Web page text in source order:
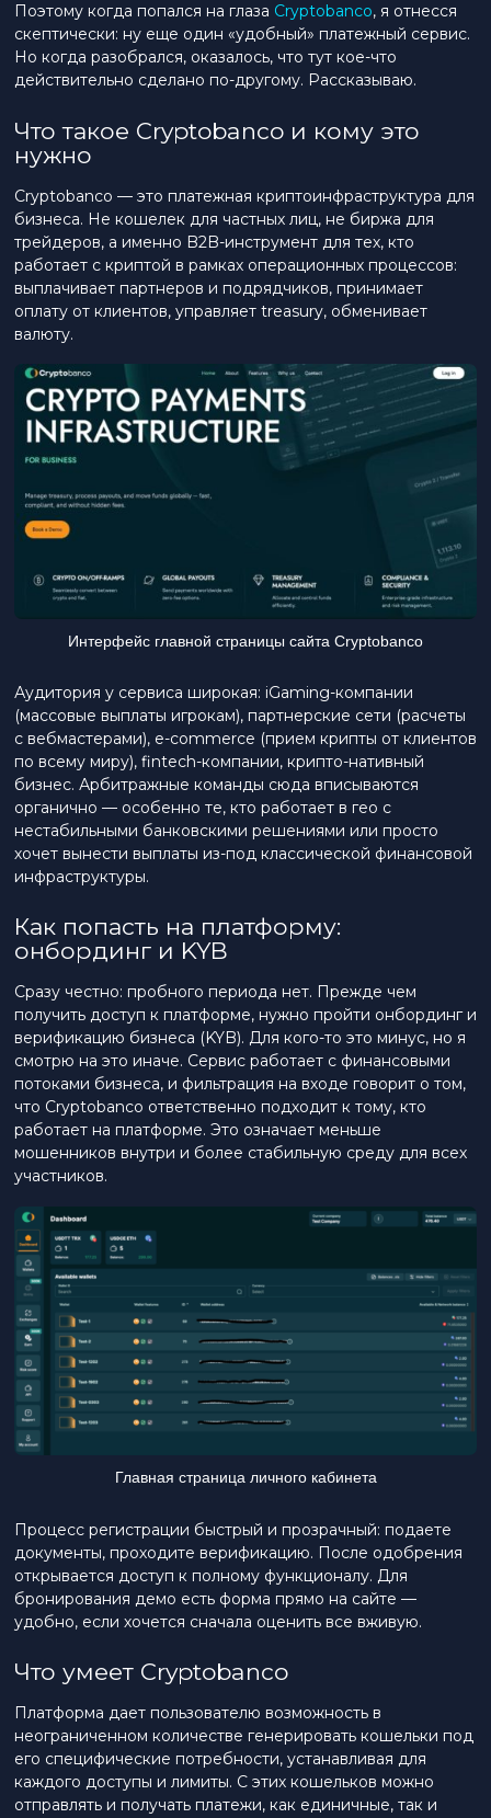
Поэтому когда попался на глаза Cryptobanco, я отнесся
скептически: ну еще один «удобный» платежный сервис.
Но когда разобрался, оказалось, что тут кое-что
действительно сделано по-другому. Рассказываю.
Что такое Cryptobanco и кому это
нужно
Cryptobanco — это платежная криптоинфраструктура для
бизнеса. Не кошелек для частных лиц, не биржа для
трейдеров, а именно B2B-инструмент для тех, кто
работает с криптой в рамках операционных процессов:
выплачивает партнеров и подрядчиков, принимает
оплату от клиентов, управляет treasury, обменивает
валюту.
Интерфейс главной страницы сайта Cryptobanco
Аудитория у сервиса широкая: iGaming-компании
(массовые выплаты игрокам), партнерские сети (расчеты
с вебмастерами), e-commerce (прием крипты от клиентов
по всему миру), fintech-компании, крипто-нативный
бизнес. Арбитражные команды сюда вписываются
органично — особенно те, кто работает в гео с
нестабильными банковскими решениями или просто
хочет вынести выплаты из-под классической финансовой
инфраструктуры.
Как попасть на платформу:
онбординг и KYB
Сразу честно: пробного периода нет. Прежде чем
получить доступ к платформе, нужно пройти онбординг и
верификацию бизнеса (KYB). Для кого-то это минус, но я
смотрю на это иначе. Сервис работает с финансовыми
потоками бизнеса, и фильтрация на входе говорит о том,
что Cryptobanco ответственно подходит к тому, кто
работает на платформе. Это означает меньше
мошенников внутри и более стабильную среду для всех
участников.
Главная страница личного кабинета
Процесс регистрации быстрый и прозрачный: подаете
документы, проходите верификацию. После одобрения
открывается доступ к полному функционалу. Для
бронирования демо есть форма прямо на сайте —
удобно, если хочется сначала оценить все вживую.
Что умеет Cryptobanco
Платформа дает пользователю возможность в
неограниченном количестве генерировать кошельки под
его специфические потребности, устанавливая для
каждого доступы и лимиты. С этих кошельков можно
отправлять и получать платежи, как единичные, так и